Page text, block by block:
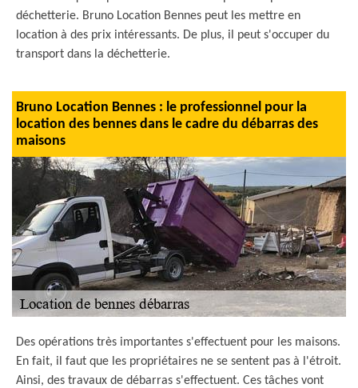
déchetterie. Bruno Location Bennes peut les mettre en
location à des prix intéressants. De plus, il peut s'occuper du
transport dans la déchetterie.
Bruno Location Bennes : le professionnel pour la
location des bennes dans le cadre du débarras des
maisons
Des opérations très importantes s'effectuent pour les maisons.
En fait, il faut que les propriétaires ne se sentent pas à l'étroit.
Ainsi, des travaux de débarras s'effectuent. Ces tâches vont